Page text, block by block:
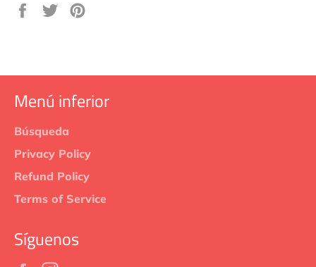
Compartir
Tuitear
Menú inferior
Búsqueda
Privacy Policy
Refund Policy
Terms of Service
Síguenos